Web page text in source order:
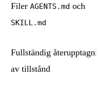
Filer AGENTS.md och
SKILL.md
Fullständig
av tillstånd